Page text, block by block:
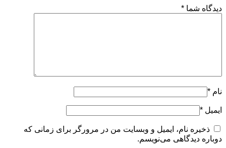
دیدگاه شما *
نام *
ایمیل *
ذخیره نام، ایمیل و وبسایت من در مرورگر برای زمانی که
دوباره دیدگاهی می‌نویسم.